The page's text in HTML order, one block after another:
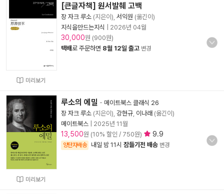
미리보기
[큰글자책] 원서발췌 고백
장 자크 루소 (지은이), 서익원 (옮긴이)
지식을만드는지식
2026년 04월
30,000원 (900원)
택배로 주문하면 8월 12일 출고 변경
미리보기
루소의 에밀 - 메이트북스 클래식 26
장 자크 루소 (지은이), 강현규 이나래 (옮긴이)
메이트북스
2025년 11월
13,500원 (10% 할인 / 750원) 9.9
양탄자배송 내일 밤 11시 잠들기전 배송 변경